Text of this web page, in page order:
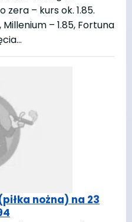
zera – kurs ok. 1.85.
Millenium – 1.85, Fortuna
nożna) na 23